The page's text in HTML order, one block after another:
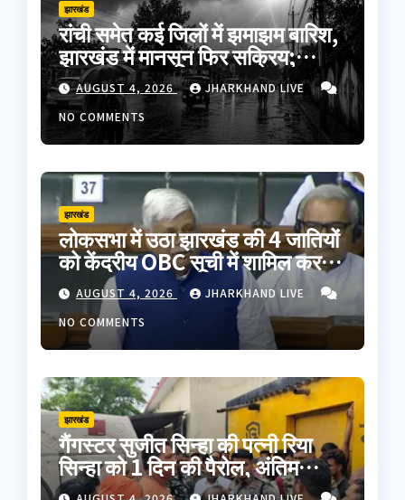
झारखंड
रांची समेत कई जिलों में झमाझम बारिश,
झारखंड में मानसून फिर सक्रिय;
लातेहार में वज्रपात से एक की मौत
AUGUST 4, 2026
JHARKHAND LIVE
NO COMMENTS
झारखंड
लोकसभा में उठा झारखंड की 4 जातियों
को केंद्रीय OBC सूची में शामिल करने
का मुद्दा, सांसद वीडी राम ने की मांग
AUGUST 4, 2026
JHARKHAND LIVE
NO COMMENTS
झारखंड
गैंगस्टर सुजीत सिन्हा की पत्नी रिया
सिन्हा को 1 दिन की पैरोल, अंतिम
संस्कार में होगी शामिल